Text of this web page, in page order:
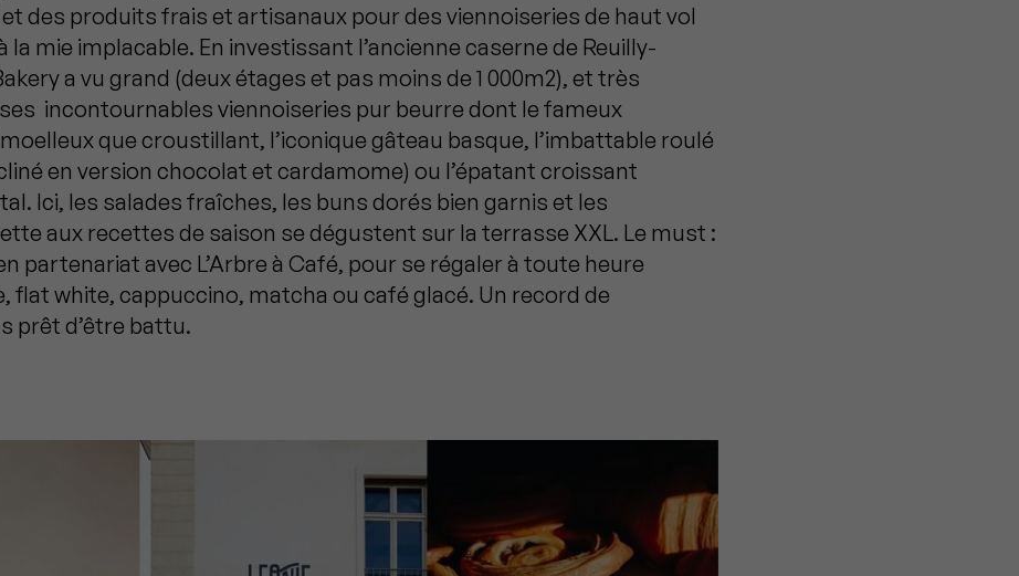
des produits frais et artisanaux pour des viennoiseries de haut vol
la mie implacable. En investissant l’ancienne caserne de Reuilly-
a vu grand (deux étages et pas moins de 1 000m2), et très
incontournables viennoiseries pur beurre dont le fameux
que croustillant, l’iconique gâteau basque, l’imbattable roulé
en version chocolat et cardamome) ou l’épatant croissant
Ici, les salades fraîches, les buns dorés bien garnis et les
aux recettes de saison se dégustent sur la terrasse XXL. Le must :
partenariat avec L’Arbre à Café, pour se régaler à toute heure
flat white, cappuccino, matcha ou café glacé. Un record de
prêt d’être battu.